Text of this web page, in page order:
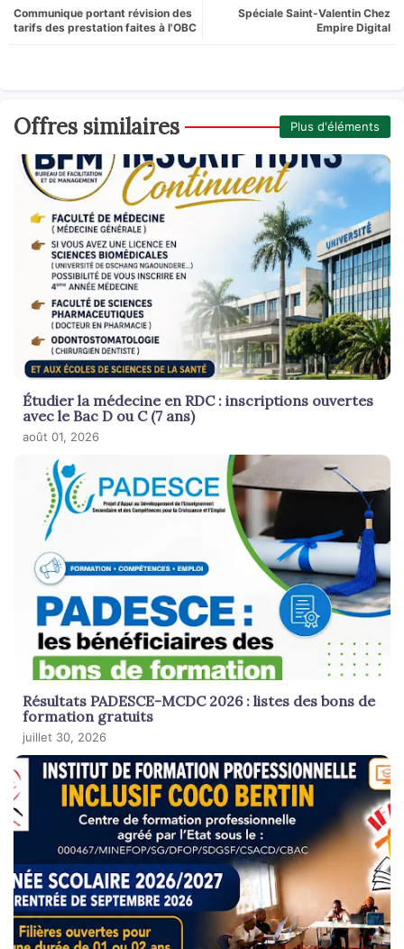
Spéciale Saint-Valentin Chez
Empire Digital
Communique portant révision des
tarifs des prestation faites à l'OBC
Offres similaires Plus d'éléments
Étudier la médecine en RDC : inscriptions ouvertes
avec le Bac D ou C (7 ans)
août 01, 2026
Résultats PADESCE-MCDC 2026 : listes des bons de
formation gratuits
juillet 30, 2026